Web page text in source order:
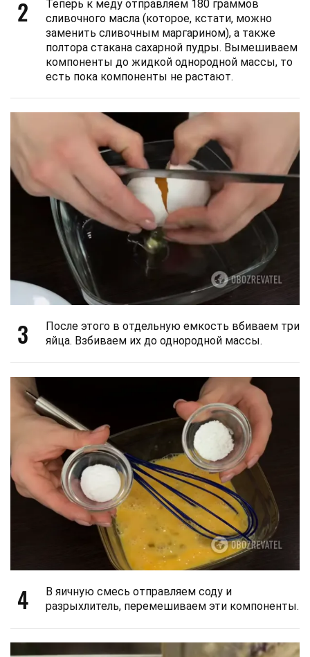
2
Теперь к меду отправляем 180 граммов
сливочного масла (которое, кстати, можно
заменить сливочным маргарином), а также
полтора стакана сахарной пудры. Вымешиваем
компоненты до жидкой однородной массы, то
есть пока компоненты не растают.
3
После этого в отдельную емкость вбиваем три
яйца. Взбиваем их до однородной массы.
4
В яичную смесь отправляем соду и
разрыхлитель, перемешиваем эти компоненты.